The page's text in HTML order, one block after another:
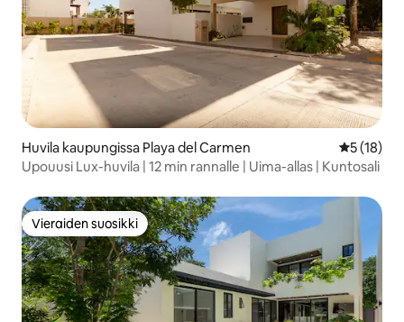
Huvila kaupungissa Playa del Carmen
5 (18)
Upouusi Lux-huvila | 12 min rannalle | Uima-allas | Kuntosali
Vieraiden suosikki
Vieraiden suosikki